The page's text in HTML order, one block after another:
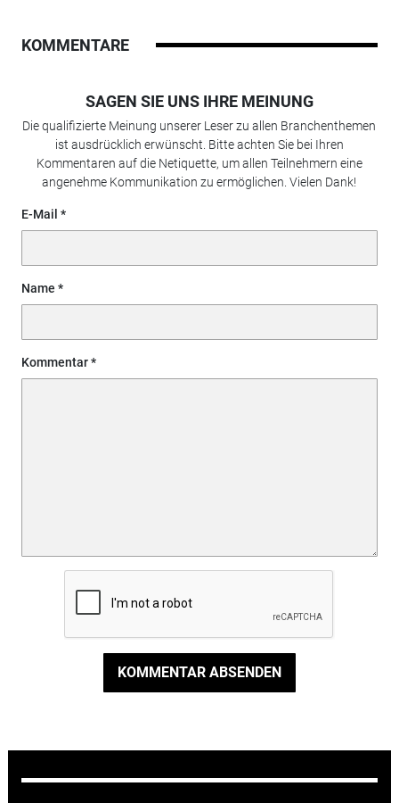
KOMMENTARE
SAGEN SIE UNS IHRE MEINUNG
Die qualifizierte Meinung unserer Leser zu allen Branchenthemen
ist ausdrücklich erwünscht. Bitte achten Sie bei Ihren
Kommentaren auf die Netiquette, um allen Teilnehmern eine
angenehme Kommunikation zu ermöglichen. Vielen Dank!
E-Mail
Name
Kommentar
KOMMENTAR ABSENDEN